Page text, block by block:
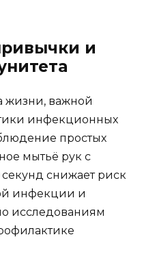
и
жизни, важной
инфекционных
простых
мытьё рук с
снижает риск
инфекции и
исследованиям